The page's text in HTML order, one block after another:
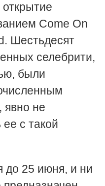
Come On
Шестьдесят
селебрити,
были
явно не
с такой
до 25 июня, и ни